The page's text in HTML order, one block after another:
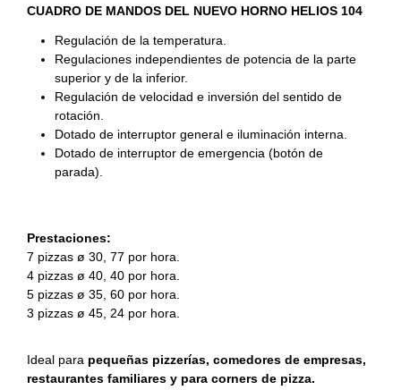
CUADRO DE MANDOS DEL NUEVO HORNO HELIOS 104
Regulación de la temperatura.
Regulaciones independientes de potencia de la parte
superior y de la inferior.
Regulación de velocidad e inversión del sentido de
rotación.
Dotado de interruptor general e iluminación interna.
Dotado de interruptor de emergencia (botón de
parada).
Prestaciones:
7 pizzas ø 30, 77 por hora.
4 pizzas ø 40, 40 por hora.
5 pizzas ø 35, 60 por hora.
3 pizzas ø 45, 24 por hora.
Ideal para pequeñas pizzerías, comedores de empresas,
restaurantes familiares y para corners de pizza.